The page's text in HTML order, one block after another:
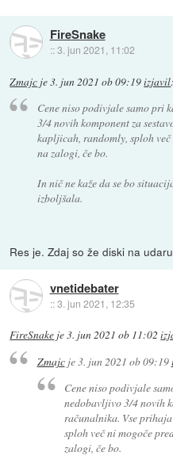
FireSnake
::3. jun 2021, 11:02
Zmajc je3. jun 2021 ob 09:19izjavil:
Cene niso podivjale samo pri
3/4 novih komponent za
kapljicah, randomly, sploh
na zalogi, če bo.
In nič ne kaže da se bo
izboljšala.
Res je. Zdaj so že diski na
vnetidebater
::3. jun 2021, 12:35
FireSnake je3. jun 2021 ob 11:02
Zmajcje3. jun 2021 ob 09:19
Cene niso podivjale
nedobavljivo 3/4 novih
računalnika. Vse
sploh več ni mogoče
zalogi, če bo.